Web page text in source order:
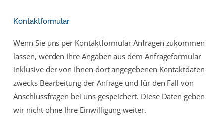
Kontaktformular
Wenn Sie uns per Kontaktformular Anfragen zukommen
lassen, werden Ihre Angaben aus dem Anfrageformular
inklusive der von Ihnen dort angegebenen Kontaktdaten
zwecks Bearbeitung der Anfrage und für den Fall von
Anschlussfragen bei uns gespeichert. Diese Daten geben
wir nicht ohne Ihre Einwilligung weiter.